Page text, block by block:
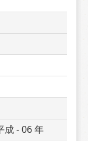
成 - 06 年